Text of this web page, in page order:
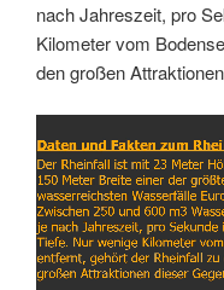
nach Jahreszeit, pro
Kilometer vom
den großen